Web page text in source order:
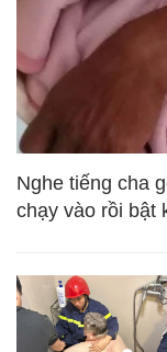
Nghe tiếng cha
chạy vào rồi bật